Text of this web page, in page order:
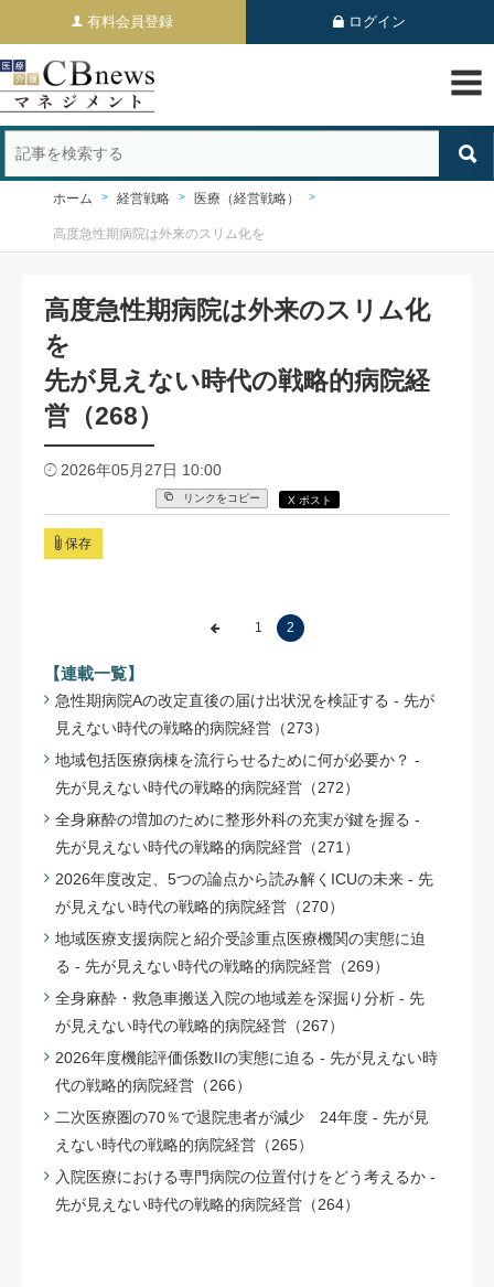
有料会員登録 ログイン
ホーム 経営戦略 医療（経営戦略）
高度急性期病院は外来のスリム化を
高度急性期病院は外来のスリム化
を
先が見えない時代の戦略的病院経
営（268）
2026年05月27日 10:00
リンクをコピー X ポスト
保存
1 2
【連載一覧】
急性期病院Aの改定直後の届け出状況を検証する - 先が
見えない時代の戦略的病院経営（273）
地域包括医療病棟を流行らせるために何が必要か？ -
先が見えない時代の戦略的病院経営（272）
全身麻酔の増加のために整形外科の充実が鍵を握る -
先が見えない時代の戦略的病院経営（271）
2026年度改定、5つの論点から読み解くICUの未来 - 先
が見えない時代の戦略的病院経営（270）
地域医療支援病院と紹介受診重点医療機関の実態に迫
る - 先が見えない時代の戦略的病院経営（269）
全身麻酔・救急車搬送入院の地域差を深掘り分析 - 先
が見えない時代の戦略的病院経営（267）
2026年度機能評価係数IIの実態に迫る - 先が見えない時
代の戦略的病院経営（266）
二次医療圏の70％で退院患者が減少 24年度 - 先が見
えない時代の戦略的病院経営（265）
入院医療における専門病院の位置付けをどう考えるか -
先が見えない時代の戦略的病院経営（264）